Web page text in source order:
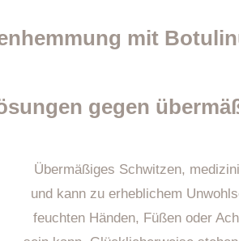
mit
gegen
Übermäßiges Schwitzen,
und kann zu erheblichem
feuchten Händen, Füßen oder